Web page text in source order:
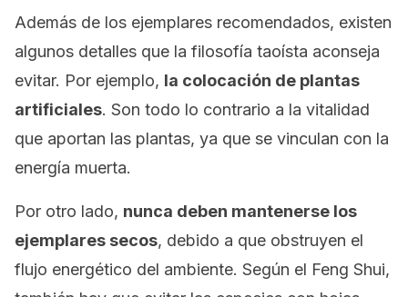
Además de los ejemplares recomendados, existen
algunos detalles que la filosofía taoísta aconseja
evitar. Por ejemplo, la colocación de plantas
artificiales. Son todo lo contrario a la vitalidad
que aportan las plantas, ya que se vinculan con la
energía muerta.
Por otro lado, nunca deben mantenerse los
ejemplares secos, debido a que obstruyen el
flujo energético del ambiente. Según el Feng Shui,